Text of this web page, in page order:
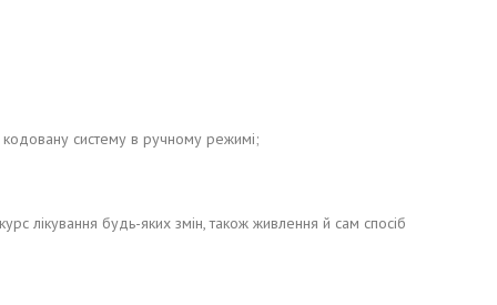
систему в ручному режимі;
лікування будь-яких змін, також живлення й сам спосіб